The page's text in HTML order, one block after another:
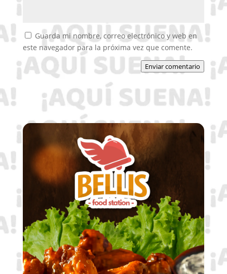
Guarda mi nombre, correo electrónico y web en
este navegador para la próxima vez que comente.
Enviar comentario